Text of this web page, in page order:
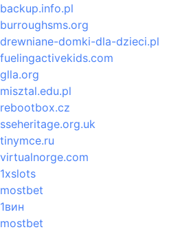
backup.info.pl
burroughsms.org
drewniane-domki-dla-dzieci.pl
fuelingactivekids.com
glla.org
misztal.edu.pl
rebootbox.cz
sseheritage.org.uk
tinymce.ru
virtualnorge.com
1xslots
mostbet
1вин
mostbet